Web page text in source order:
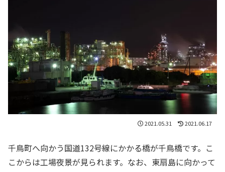
2021.05.31 2021.06.17
千鳥町へ向かう国道132号線にかかる橋が千鳥橋です。こ
こからは工場夜景が見られます。なお、東扇島に向かって